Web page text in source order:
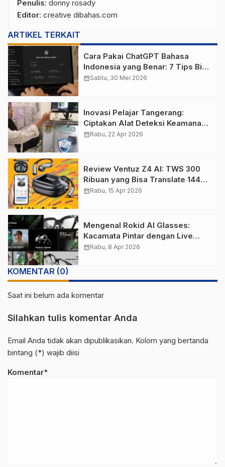
Penulis: donny rosady
Editor: creative dibahas.com
ARTIKEL TERKAIT
Cara Pakai ChatGPT Bahasa
Indonesia yang Benar: 7 Tips Biar
Hasilnya Nggak Zonk
calendar_monthSabtu, 30 Mei 2026
Inovasi Pelajar Tangerang:
Ciptakan Alat Deteksi Keamanan
Makan Bergizi Gratis Berbasis AI
calendar_monthRabu, 22 Apr 2026
Review Ventuz Z4 AI: TWS 300
Ribuan yang Bisa Translate 144
Bahasa
calendar_monthRabu, 15 Apr 2026
Mengenal Rokid AI Glasses:
Kacamata Pintar dengan Live
Translate dan Kamera Sony 12MP
calendar_monthRabu, 8 Apr 2026
KOMENTAR (0)
Saat ini belum ada komentar
Silahkan tulis komentar Anda
Email Anda tidak akan dipublikasikan. Kolom yang bertanda
bintang (*) wajib diisi
Komentar*